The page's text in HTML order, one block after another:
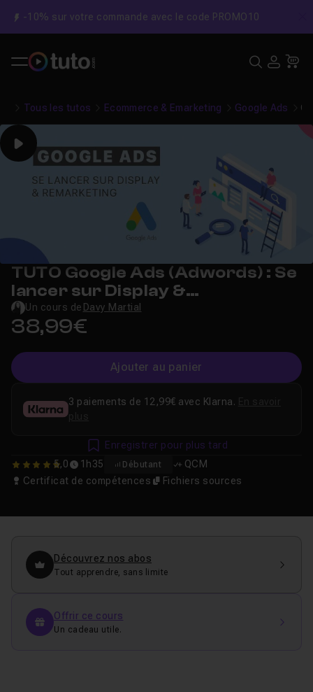
-10% sur votre commande avec le code PROMO10
Tous les tutos Ecommerce & Emarketing Google Ads
Play
TUTO Google Ads (Adwords) : Se
lancer sur Display &
Remarketing
Un cours de Davy Martial
38,99€
Ajouter au panier
5 5,0 1h35 Débutant
QCM
Certificat de compétences
Fichiers sources
3 paiements de 12,99€ avec Klarna.
Enregistrer pour plus tard
Découvrez nos abos
Tout apprendre, sans limite
Offrir ce cours
Un cadeau utile.